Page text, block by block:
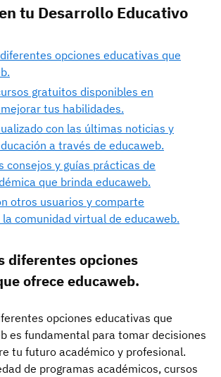
tu Desarrollo Educativo
opciones educativas que
gratuitos disponibles en
tus habilidades.
con las últimas noticias y
a través de educaweb.
consejos y guías prácticas de
que brinda educaweb.
otros usuarios y comparte
comunidad virtual de educaweb.
diferentes opciones
ofrece educaweb.
opciones educativas que
es fundamental para tomar decisiones
tu futuro académico y profesional.
de programas académicos, cursos